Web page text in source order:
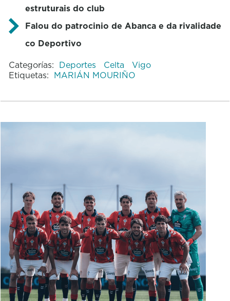
estruturais do club
Falou do patrocinio de Abanca e da rivalidade
co Deportivo
Categorías: Deportes Celta
Vigo
Etiquetas: MARIÁN MOURIÑO